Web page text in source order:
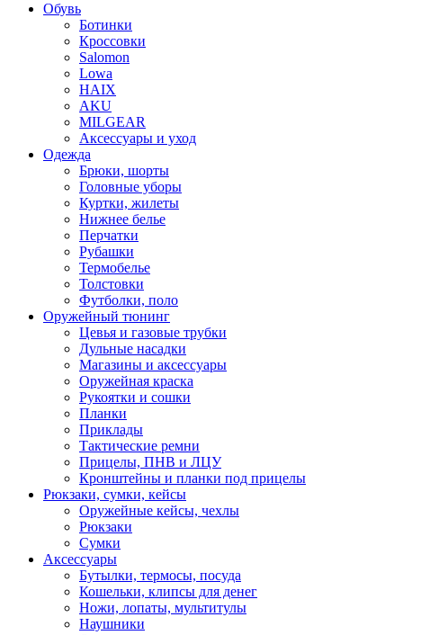
Обувь
Ботинки
Кроссовки
Salomon
Lowa
HAIX
AKU
MILGEAR
Аксессуары и уход
Одежда
Брюки, шорты
Головные уборы
Куртки, жилеты
Нижнее белье
Перчатки
Рубашки
Термобелье
Толстовки
Футболки, поло
Оружейный тюнинг
Цевья и газовые трубки
Дульные насадки
Магазины и аксессуары
Оружейная краска
Рукоятки и сошки
Планки
Приклады
Тактические ремни
Прицелы, ПНВ и ЛЦУ
Кронштейны и планки под прицелы
Рюкзаки, сумки, кейсы
Оружейные кейсы, чехлы
Рюкзаки
Сумки
Аксессуары
Бутылки, термосы, посуда
Кошельки, клипсы для денег
Ножи, лопаты, мультитулы
Наушники